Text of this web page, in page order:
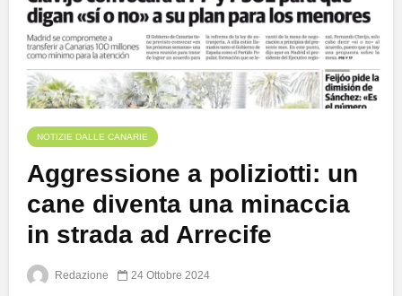
NOTIZIE DALLE CANARIE
Aggressione a poliziotti: un
cane diventa una minaccia
in strada ad Arrecife
Redazione 24 Ottobre 2024